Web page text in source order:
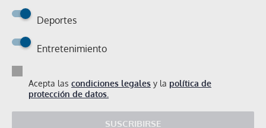
Deportes
Entretenimiento
Acepta las condiciones legales y la política de
protección de datos.
SUSCRIBIRSE